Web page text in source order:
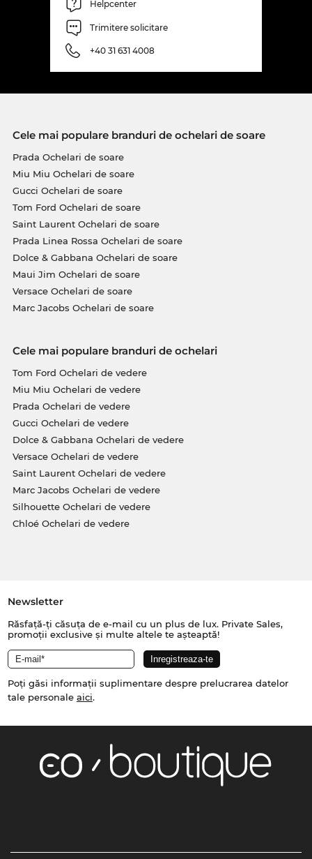
drum, astfel modelulTom Ford
fi curând pe stoc. Noi sperăm că preţul incredibil
de convenabil va alina faptul că a trebuit să aştepţi
puţin. Cumpărând de pe Edel-Optics îţi asiguri cel
Helpcenter
Trimitere solicitare
+40 31 631 4008
Cele mai populare branduri de ochelari de soare
Prada Ochelari de soare
Miu Miu Ochelari de soare
Gucci Ochelari de soare
Tom Ford Ochelari de soare
Saint Laurent Ochelari de soare
Prada Linea Rossa Ochelari de soare
Dolce & Gabbana Ochelari de soare
Maui Jim Ochelari de soare
Versace Ochelari de soare
Marc Jacobs Ochelari de soare
Cele mai populare branduri de ochelari
Tom Ford Ochelari de vedere
Miu Miu Ochelari de vedere
Prada Ochelari de vedere
Gucci Ochelari de vedere
Dolce & Gabbana Ochelari de vedere
Versace Ochelari de vedere
Saint Laurent Ochelari de vedere
Marc Jacobs Ochelari de vedere
Silhouette Ochelari de vedere
Chloé Ochelari de vedere
Newsletter
Răsfață-ți căsuța de e-mail cu un plus de lux. Private Sales,
promoții exclusive și multe altele te așteaptă!
Poți găsi informații suplimentare despre prelucrarea datelor
tale personale aici.